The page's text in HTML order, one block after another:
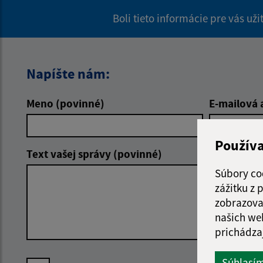
Súbory
zážitku z
našich
Boli tieto informácie pre vás
Napíšte nám:
Meno (povinné) E-mailová
Text vašej správy (povinné)